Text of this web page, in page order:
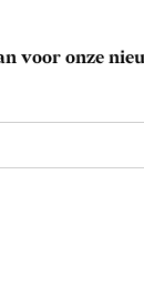
voor onze